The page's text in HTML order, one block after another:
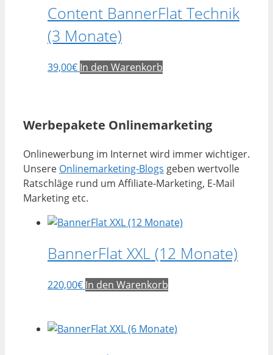
Content BannerFlat Technik
(3 Monate)
39,00€ In den Warenkorb
Werbepakete Onlinemarketing
Onlinewerbung im Internet wird immer wichtiger.
Unsere Onlinemarketing-Blogs geben wertvolle
Ratschläge rund um Affiliate-Marketing, E-Mail
Marketing etc.
BannerFlat XXL (12 Monate)
220,00€ In den Warenkorb